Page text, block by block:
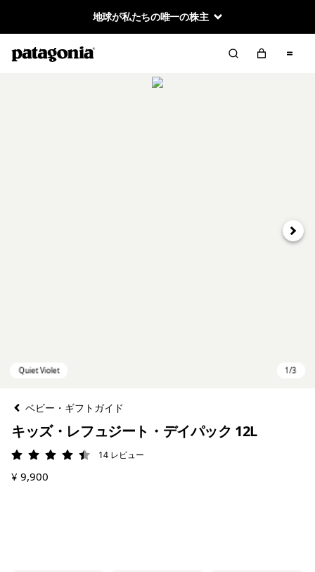
地球が私たちの唯一の株主
次へ
ベビー・ギフトガイド
キッズ・レフュジート・デイパック 12L
評価: 4.4 / 5
14 レビュー
¥ 9,900